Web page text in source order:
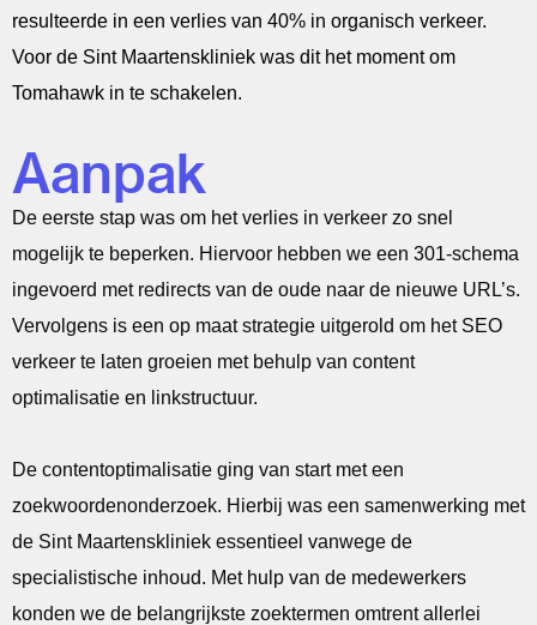
resulteerde in een verlies van 40% in organisch verkeer.
Voor de Sint Maartenskliniek was dit het moment om
Tomahawk in te schakelen.
Aanpak
De eerste stap was om het verlies in verkeer zo snel
mogelijk te beperken. Hiervoor hebben we een 301-schema
ingevoerd met redirects van de oude naar de nieuwe URL’s.
Vervolgens is een op maat strategie uitgerold om het SEO
verkeer te laten groeien met behulp van content
optimalisatie en linkstructuur.
De contentoptimalisatie ging van start met een
zoekwoordenonderzoek. Hierbij was een samenwerking met
de Sint Maartenskliniek essentieel vanwege de
specialistische inhoud. Met hulp van de medewerkers
konden we de belangrijkste zoektermen omtrent allerlei